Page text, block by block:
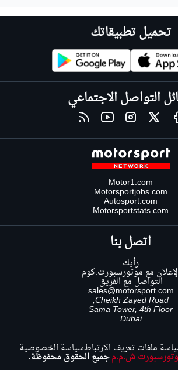
تحميل تطبيقاتك
التواصل الاجتماعي
Motor1.com
Motorsportjobs.com
Autosport.com
Motorsportstats.com
اتصل بنا
رأيك
مع موتورسبورت.كوم
التواصل مع الفريق
sales@motorsport.com
Cheikh Zayed Road,
Sama Tower, 4th Floor
Dubai
ش.م.م جميع الحقوق محفوظة.
ملفات تعريف الارتباطسياسة الخصوصية